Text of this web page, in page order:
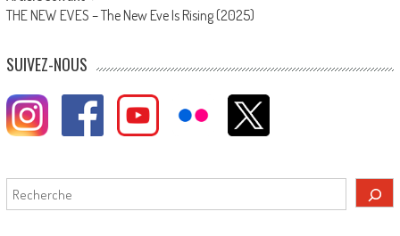
THE NEW EVES – The New Eve Is Rising (2025)
SUIVEZ-NOUS
Rechercher